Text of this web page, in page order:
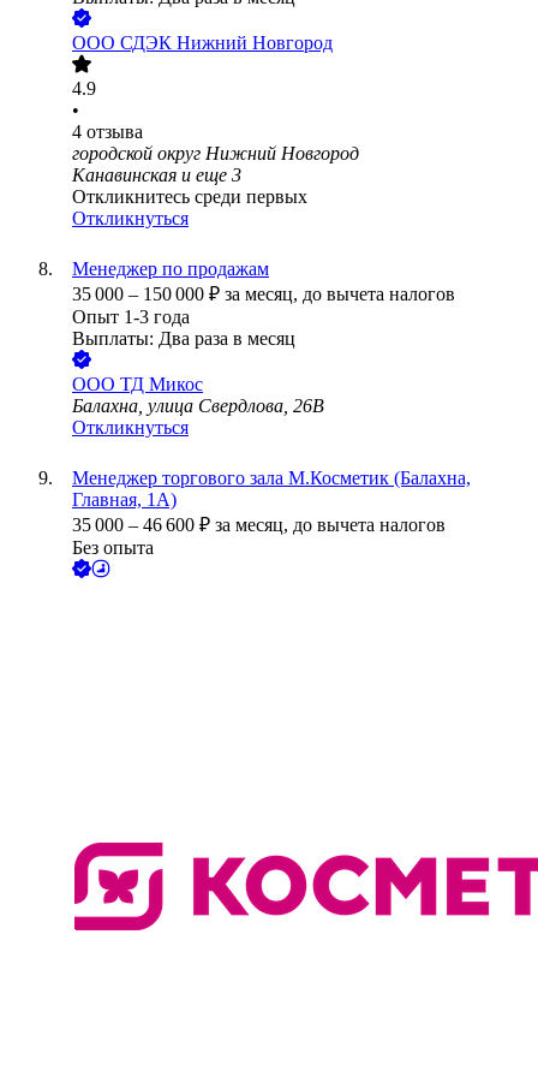
ООО СДЭК Нижний Новгород
4.9
•
4 отзыва
городской округ Нижний Новгород
Канавинская и еще 3
Откликнитесь среди первых
Откликнуться
Менеджер по продажам
35 000 – 150 000 ₽ за месяц, до вычета налогов
Опыт 1-3 года
Выплаты: Два раза в месяц
ООО ТД Микос
Балахна, улица Свердлова, 26В
Откликнуться
Менеджер торгового зала М.Косметик (Балахна,
Главная, 1А)
35 000 – 46 600 ₽ за месяц, до вычета налогов
Без опыта